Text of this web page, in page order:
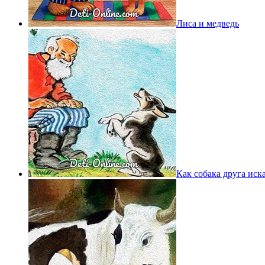
Лиса и медведь
Как собака друга